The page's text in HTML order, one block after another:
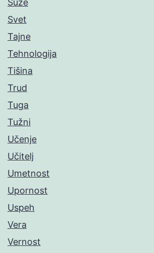
Suze
Svet
Tajne
Tehnologija
Tišina
Trud
Tuga
Tužni
Učenje
Učitelj
Umetnost
Upornost
Uspeh
Vera
Vernost